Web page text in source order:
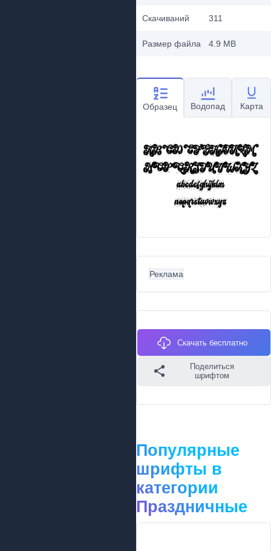
Скачиваний 311
Размер файла 4.9 MB
Образец Водопад Карта
Реклама
Скачать бесплатно
Поделиться
шрифтом
Популярные
шрифты в
категории
Праздничные